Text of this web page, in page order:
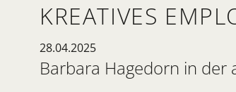
KREATIVES
28.04.2025
Barbara Hagedorn in der